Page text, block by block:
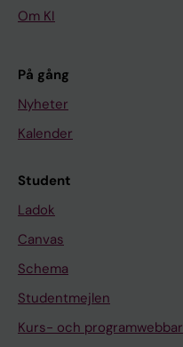
Om KI
På gång
Nyheter
Kalender
Student
Ladok
Canvas
Schema
Studentmejlen
Kurs- och programwebbar